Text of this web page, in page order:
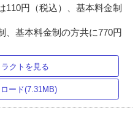
110円（税込）、基本料金制
、基本料金制の方共に770円
クトを見る
ード(7.31MB)